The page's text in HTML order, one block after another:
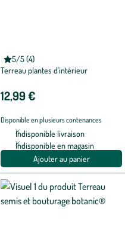
5/5 (4)
Note
moyenne
sur
5
4
BOTANIC®
Terreau plantes d'intérieur
12,99 €
Disponible en plusieurs contenances
Indisponible livraison
Indisponible en magasin
Ajouter au panier